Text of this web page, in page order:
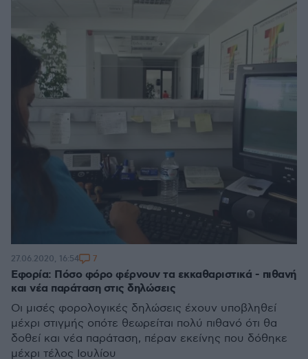
Εφορία: Πόσο φόρο φέρνουν τα εκκαθαριστικά - πιθανή
και νέα παράταση στις δηλώσεις
Οι μισές φορολογικές δηλώσεις έχουν υποβληθεί
μέχρι στιγμής οπότε θεωρείται πολύ πιθανό ότι θα
δοθεί και νέα παράταση, πέραν εκείνης που δόθηκε
μέχρι τέλος Ιουλίου
27.06.2020, 16:54 7